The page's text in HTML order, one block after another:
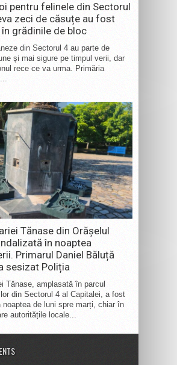
pentru felinele din Sectorul
zeci de căsuțe au fost
grădinile de bloc
din Sectorul 4 au parte de
și mai sigure pe timpul verii, dar
rece ce va urma. Primăria
Tănase din Orășelul
în noaptea
Primarul Daniel Băluță
sesizat Poliția
Tănase, amplasată în parcul
din Sectorul 4 al Capitalei, a fost
noaptea de luni spre marți, chiar în
autoritățile locale...